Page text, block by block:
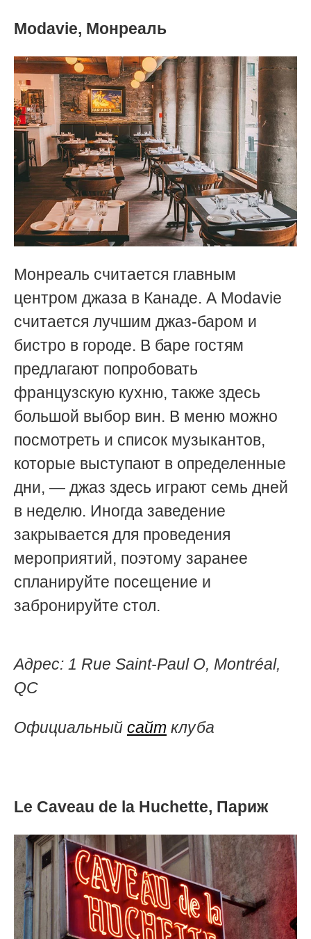
Modavie, Монреаль
Монреаль считается главным
центром джаза в Канаде. А Modavie
считается лучшим джаз-баром и
бистро в городе. В баре гостям
предлагают попробовать
французскую кухню, также здесь
большой выбор вин. В меню можно
посмотреть и список музыкантов,
которые выступают в определенные
дни, — джаз здесь играют семь дней
в неделю. Иногда заведение
закрывается для проведения
мероприятий, поэтому заранее
спланируйте посещение и
забронируйте стол.
Адрес: 1 Rue Saint-Paul O, Montréal,
QC
Официальный сайт клуба
Le Caveau de la Huchette, Париж